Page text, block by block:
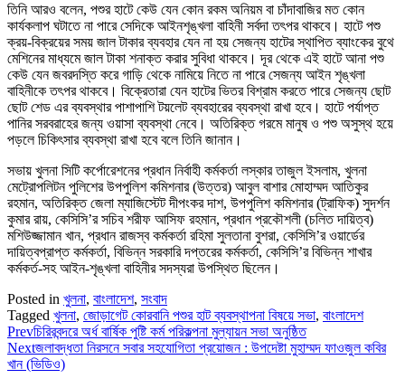
তিনি আরও বলেন, পশুর হাটে কেউ যেন কোন রকম অনিয়ম বা চাঁদাবাজির মত কোন
কার্যকলাপ ঘটাতে না পারে সেদিকে আইনশৃঙ্খলা বাহিনী সর্বদা তৎপর থাকবে। হাটে পশু
ক্রয়-বিক্রয়ের সময় জাল টাকার ব্যবহার যেন না হয় সেজন্য হাটের স্থাপিত ব্যাংকের বুথে
মেশিনের মাধ্যমে জাল টাকা শনাক্ত করার সুবিধা থাকবে। দূর থেকে এই হাটে আনা পশু
কেউ যেন জবরদস্তি করে গাড়ি থেকে নামিয়ে নিতে না পারে সেজন্য আইন শৃঙ্খলা
বাহিনীকে তৎপর থাকবে। বিক্রেতারা যেন হাটের ভিতর বিশ্রাম করতে পারে সেজন্য ছোট
ছোট শেড এর ব্যবস্থার পাশাপাশি টয়লেট ব্যবহারের ব্যবস্থা রাখা হবে। হাটে পর্যাপ্ত
পানির সরবরাহের জন্য ওয়াসা ব্যবস্থা নেবে। অতিরিক্ত গরমে মানুষ ও পশু অসুস্থ হয়ে
পড়লে চিকিৎসার ব্যবস্থা রাখা হবে বলে তিনি জানান।
সভায় খুলনা সিটি কর্পোরেশনের প্রধান নির্বাহী কর্মকর্তা লস্কার তাজুল ইসলাম, খুলনা
মেট্রোপলিটন পুলিশের উপপুলিশ কমিশনার (উত্তর) আবুল বাশার মোহাম্মদ আতিকুর
রহমান, অতিরিক্ত জেলা ম্যাজিস্টেট দীপংকর দাশ, উপপুলিশ কমিশনার (ট্রাফিক) সুদর্শন
কুমার রায়, কেসিসি’র সচিব শরীফ আসিফ রহমান, প্রধান প্রকৌশলী (চলিত দায়িত্ব)
মশিউজ্জামান খান, প্রধান রাজস্ব কর্মকর্তা রহিমা সুলতানা বুশরা, কেসিসি’র ওয়ার্ডের
দায়িত্বপ্রাপ্ত কর্মকর্তা, বিভিন্ন সরকারি দপ্তরের কর্মকর্তা, কেসিসি’র বিভিন্ন শাখার
কর্মকর্ত-সহ আইন-শৃঙ্খলা বাহিনীর সদস্যরা উপস্থিত ছিলেন।
Posted in খুলনা, বাংলাদেশ, সংবাদ
Tagged খুলনা, জোড়াগেট কোরবানি পশুর হাট ব্যবস্থাপনা বিষয়ে সভা, বাংলাদেশ
Prevচিরিরবন্দরে অর্ধ বার্ষিক পুষ্টি কর্ম পরিকল্পনা মুল্যায়ন সভা অনুষ্ঠিত
Nextজলাবদ্ধতা নিরসনে সবার সহযোগিতা প্রয়োজন : উপদেষ্টা মুহাম্মদ ফাওজুল কবির
খান (ভিডিও)